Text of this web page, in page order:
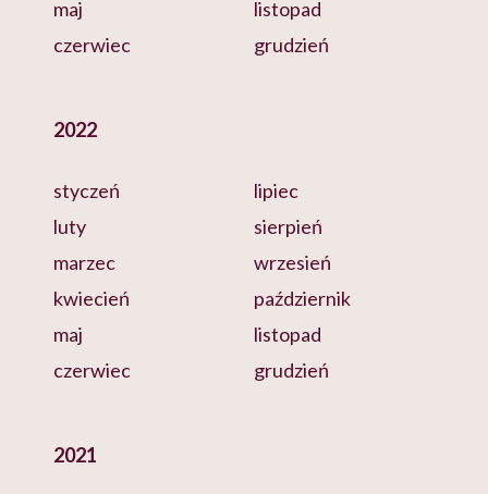
maj
czerwiec
listopad
grudzień
2022
styczeń
luty
marzec
kwiecień
maj
czerwiec
lipiec
sierpień
wrzesień
październik
listopad
grudzień
2021